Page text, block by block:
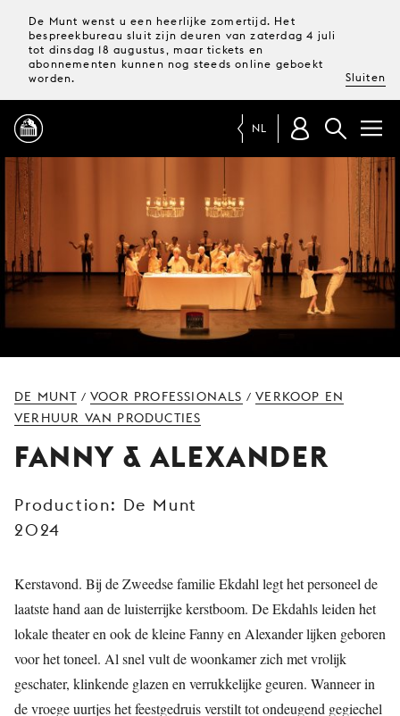
De Munt wenst u een heerlijke zomertijd. Het
bespreekbureau sluit zijn deuren van zaterdag 4 juli
tot dinsdag 18 augustus, maar tickets en
abonnementen kunnen nog steeds online geboekt
worden.
Sluiten
PROGRAMMA
MAGAZINE
TICKETS &
ABONNEMENTEN
UW
DE
NL
DE MUNT /VOOR PROFESSIONALS /VERKOOP EN
VERHUUR VAN PRODUCTIES
FANNY & ALEXANDER
Production: De Munt
2024
Kerstavond. Bij de Zweedse familie Ekdahl legt het personeel de
laatste hand aan de luisterrijke kerstboom. De Ekdahls leiden het
lokale theater en ook de kleine Fanny en Alexander lijken geboren
voor het toneel. Al snel vult de woonkamer zich met vrolijk
geschater, klinkende glazen en verrukkelijke geuren. Wanneer in
de vroege uurtjes het feestgedruis verstilt tot ondeugend gegiechel